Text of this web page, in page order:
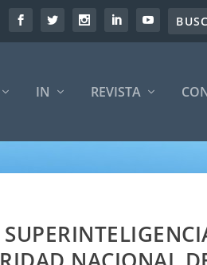
IN REVISTA